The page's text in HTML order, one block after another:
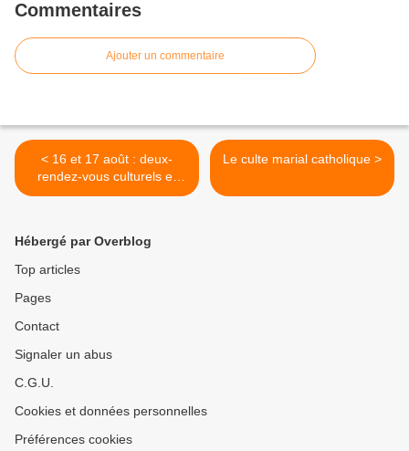
Commentaires
Ajouter un commentaire
< 16 et 17 août : deux-
rendez-vous culturels et
spirituels à la « Bonne Mère
Le culte marial catholique >
Hébergé par Overblog
Top articles
Pages
Contact
Signaler un abus
C.G.U.
Cookies et données personnelles
Préférences cookies